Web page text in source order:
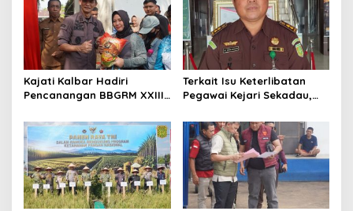
Kajati Kalbar Hadiri
Pencanangan BBGRM XXIII,
Ke – 33 Tingkat Provinsi
Kalimantan Barat Tahun
2026
Terkait Isu Keterlibatan
Pegawai Kejari Sekadau,
Pemeriksaan Internal
Secara Obyektif